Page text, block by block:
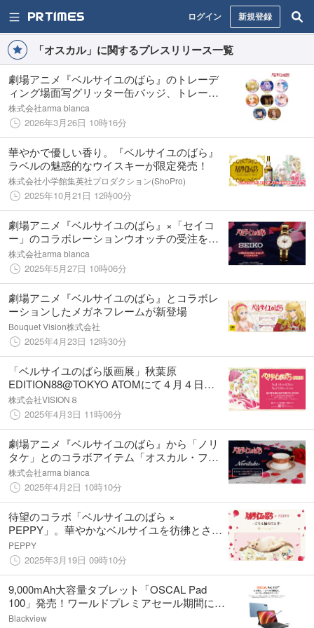
ログイン 新規登録
「オスカル」に関するプレスリリース一覧
劇場アニメ『ベルサイユのばら』のトレーデ
ィング場面写グリッター缶バッジ、トレーデ
ィング オンリー 場面写缶バッジの受注を開
始！！アニメ・漫画のオリジナルグッズを販
売する「AMNIBUS」にて
株式会社arma bianca
2026年3月26日 10時16分
華やかで優しい香り。『ベルサイユのばら』
ラベルの魅惑的なウイスキーが限定発売！
株式会社小学館集英社プロダクション(ShoPro)
2025年10月21日 12時00分
劇場アニメ『ベルサイユのばら』×「セイコ
ー」のコラボレーションウオッチの受注を開
始！！アニメ・漫画のオリジナルグッズを販
売する「AMNIBUS」にて
株式会社arma bianca
2025年5月27日 10時06分
劇場アニメ『ベルサイユのばら』とコラボレ
ーションしたメガネフレームが新登場
Bouquet Vision株式会社
2025年4月23日 12時30分
「ベルサイユのばら版画展」秋葉原
EDITION88@TOKYO ATOMにて４月４日
（金）より開催！
株式会社VISION８
2025年4月3日 11時06分
劇場アニメ『ベルサイユのばら』から「ノリ
タケ」とのコラボアイテム「オスカル・フラ
ンソワ・ド・ジャルジェ カップ&ソーサーセ
ット」の受注開始！アニメ・漫画のオリジナ
ルグッズを販売するAMNIBUSにて
株式会社arma bianca
2025年4月2日 10時10分
待望のコラボ「ベルサイユのばら ×
PEPPY」。華やかなベルサイユを彷彿とさせ
るエレガントなデザインの猫用爪とぎが数量
限定で3月27日に発売!
PEPPY
2025年3月19日 09時10分
9,000mAh大容量タブレット「OSCAL Pad
100」発売！ワールドプレミアセール期間に最
安値159.99ドルで購入可能、無料キーボード
Blackview